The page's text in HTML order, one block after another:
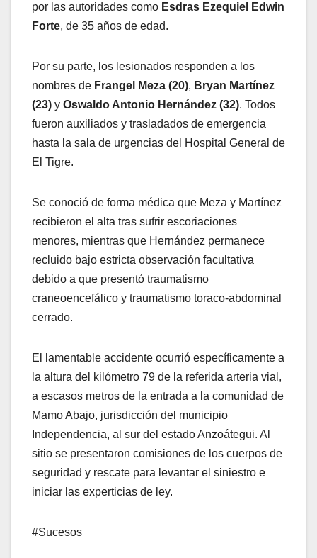
por las autoridades como Esdras Ezequiel Edwin
Forte, de 35 años de edad.
​Por su parte, los lesionados responden a los
nombres de Frangel Meza (20), Bryan Martínez
(23) y Oswaldo Antonio Hernández (32). Todos
fueron auxiliados y trasladados de emergencia
hasta la sala de urgencias del Hospital General de
El Tigre.
​Se conoció de forma médica que Meza y Martínez
recibieron el alta tras sufrir escoriaciones
menores, mientras que Hernández permanece
recluido bajo estricta observación facultativa
debido a que presentó traumatismo
craneoencefálico y traumatismo toraco-abdominal
cerrado.
​El lamentable accidente ocurrió específicamente a
la altura del kilómetro 79 de la referida arteria vial,
a escasos metros de la entrada a la comunidad de
Mamo Abajo, jurisdicción del municipio
Independencia, al sur del estado Anzoátegui. Al
sitio se presentaron comisiones de los cuerpos de
seguridad y rescate para levantar el siniestro e
iniciar las experticias de ley.
​#Sucesos